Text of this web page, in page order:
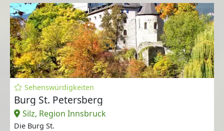
Sehenswürdigkeiten
Burg St. Petersberg
Silz, Region Innsbruck
Die Burg St.